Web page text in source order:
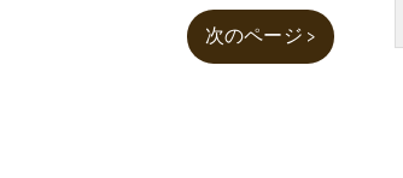
次のページ >